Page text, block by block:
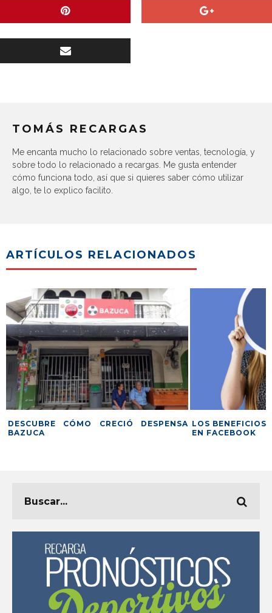
TOMÁS RECARGAS
Me encanta mucho lo relacionado sobre ventas, tecnología, y
sobre todo lo relacionado a recargas. Me gusta entender
cómo funciona todo, así que si quieres saber cómo utilizar
algo, te lo explico facilito.
ARTÍCULOS RELACIONADOS
DESCUBRE CÓMO CRECIÓ DESPENSA
BAZUCA
LOS BENEFICIOS
EN FACEBOOK